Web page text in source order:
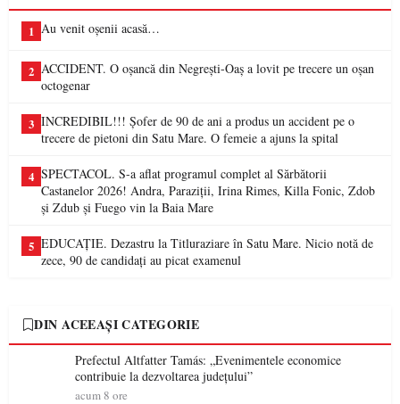
1 Au venit oșenii acasă…
2 ACCIDENT. O oșancă din Negrești-Oaș a lovit pe trecere un oșan
octogenar
3 INCREDIBIL!!! Șofer de 90 de ani a produs un accident pe o
trecere de pietoni din Satu Mare. O femeie a ajuns la spital
4 SPECTACOL. S-a aflat programul complet al Sărbătorii
Castanelor 2026! Andra, Paraziții, Irina Rimes, Killa Fonic, Zdob
și Zdub și Fuego vin la Baia Mare
5 EDUCAȚIE. Dezastru la Titluraziare în Satu Mare. Nicio notă de
zece, 90 de candidați au picat examenul
DIN ACEEAȘI CATEGORIE
Prefectul Altfatter Tamás: „Evenimentele economice
contribuie la dezvoltarea județului”
acum 8 ore